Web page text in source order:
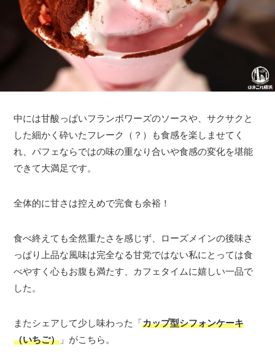
中には甘酸っぱいフランボワーズのソースや、サクサクと
した細かく砕いたフレーク（？）も食感を楽しませてく
れ、パフェならではの味の重なり合いや食感の変化を堪能
できて大満足です。
全体的に甘さは控えめで完食も余裕！
食べ終えても全然重たさを感じず、ローズメインの後味さ
っぱり上品な風味は完全なる甘党ではない私にとっては食
べやすく心もお腹も満たす、カフェタイムに嬉しい一品で
した。
またシェアして少し味わった「カップ型シフォンケーキ
（いちご） 」がこちら。